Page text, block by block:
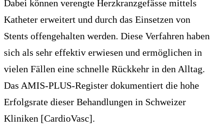
Dabei können verengte Herzkranzgefässe mittels
Katheter erweitert und durch das Einsetzen von
Stents offengehalten werden. Diese Verfahren haben
sich als sehr effektiv erwiesen und ermöglichen in
vielen Fällen eine schnelle Rückkehr in den Alltag.
Das AMIS-PLUS-Register dokumentiert die hohe
Erfolgsrate dieser Behandlungen in Schweizer
Kliniken [CardioVasc].